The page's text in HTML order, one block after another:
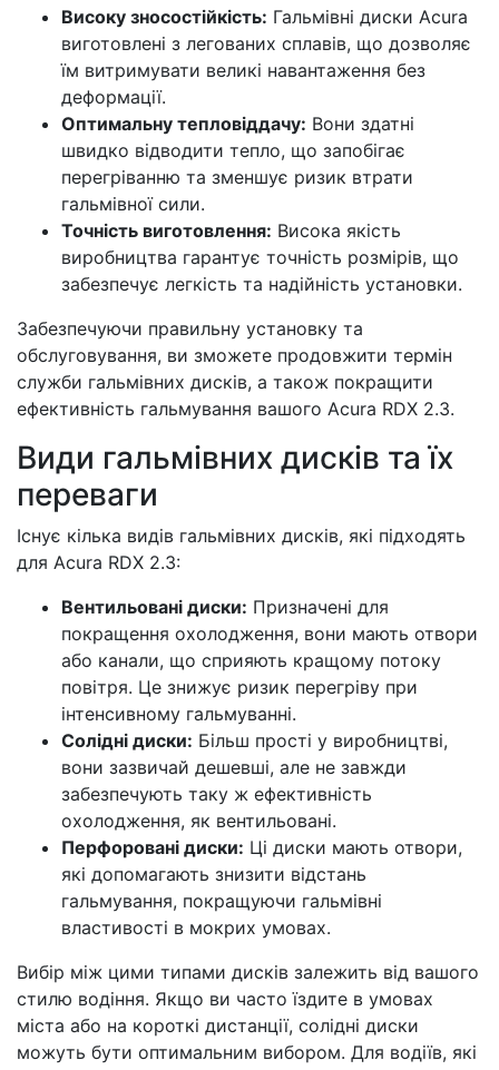
Високу зносостійкість: Гальмівні диски Acura
виготовлені з легованих сплавів, що дозволяє
їм витримувати великі навантаження без
деформації.
Оптимальну тепловіддачу: Вони здатні
швидко відводити тепло, що запобігає
перегріванню та зменшує ризик втрати
гальмівної сили.
Точність виготовлення: Висока якість
виробництва гарантує точність розмірів, що
забезпечує легкість та надійність установки.
Забезпечуючи правильну установку та
обслуговування, ви зможете продовжити термін
служби гальмівних дисків, а також покращити
ефективність гальмування вашого Acura RDX 2.3.
Види гальмівних дисків та їх
переваги
Існує кілька видів гальмівних дисків, які підходять
для Acura RDX 2.3:
Вентильовані диски: Призначені для
покращення охолодження, вони мають отвори
або канали, що сприяють кращому потоку
повітря. Це знижує ризик перегріву при
інтенсивному гальмуванні.
Солідні диски: Більш прості у виробництві,
вони зазвичай дешевші, але не завжди
забезпечують таку ж ефективність
охолодження, як вентильовані.
Перфоровані диски: Ці диски мають отвори,
які допомагають знизити відстань
гальмування, покращуючи гальмівні
властивості в мокрих умовах.
Вибір між цими типами дисків залежить від вашого
стилю водіння. Якщо ви часто їздите в умовах
міста або на короткі дистанції, солідні диски
можуть бути оптимальним вибором. Для водіїв, які